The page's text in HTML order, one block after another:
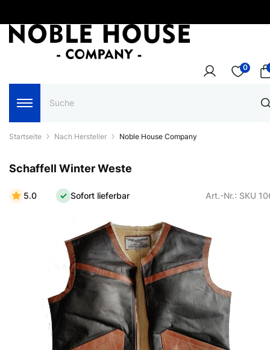
0
Startseite Nach Hersteller Noble House Company
Schaffell Winter Weste
5.0 Sofort lieferbar Art.-Nr.: SKU